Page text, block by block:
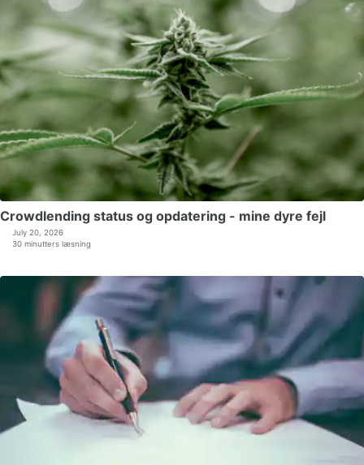
Crowdlending status og opdatering - mine dyre fejl
July 20, 2026
30 minutters læsning